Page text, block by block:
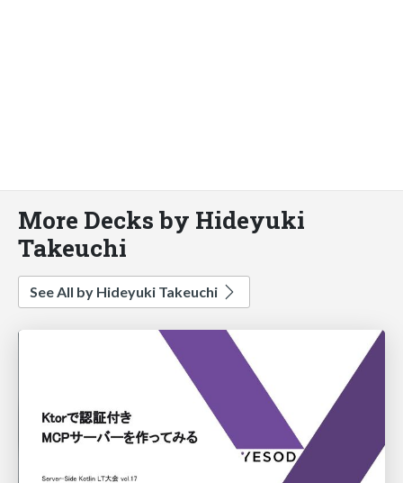
More Decks by Hideyuki
Takeuchi
See All by Hideyuki Takeuchi